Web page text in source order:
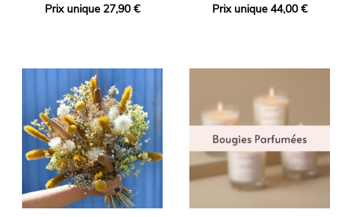
Prix unique 27,90 € Prix unique 44,00 €